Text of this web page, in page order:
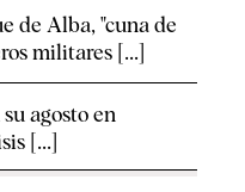
de Alba, "cuna de
militares [...]
agosto en
[...]